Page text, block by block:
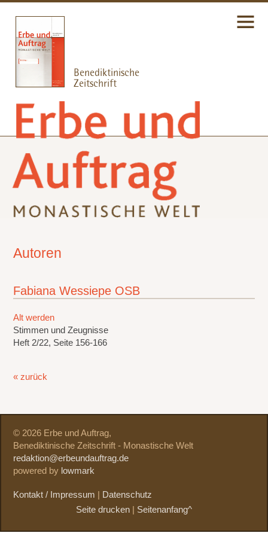
Autoren
Fabiana Wessiepe OSB
Alt werden
Stimmen und Zeugnisse
Heft 2/22, Seite 156-166
« zurück
© 2026 Erbe und Auftrag,
Benediktinische Zeitschrift - Monastische Welt
redaktion@erbeundauftrag.de
powered by lowmark
Kontakt / Impressum
Datenschutz
Seite drucken
Seitenanfang^